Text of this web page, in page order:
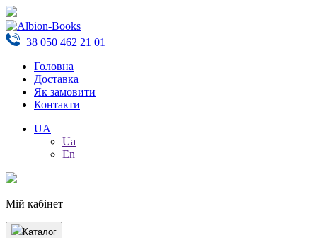
+38 050 462 21 01
Головна
Доставка
Як замовити
Контакти
UA
Ua
En
Мій кабінет
Каталог